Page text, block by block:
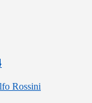
Rossini